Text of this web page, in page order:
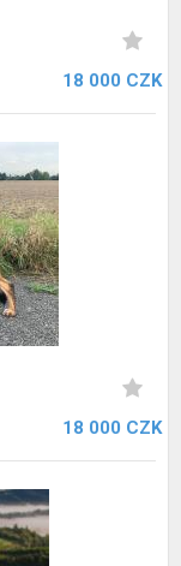
18 000 CZK
18 000 CZK